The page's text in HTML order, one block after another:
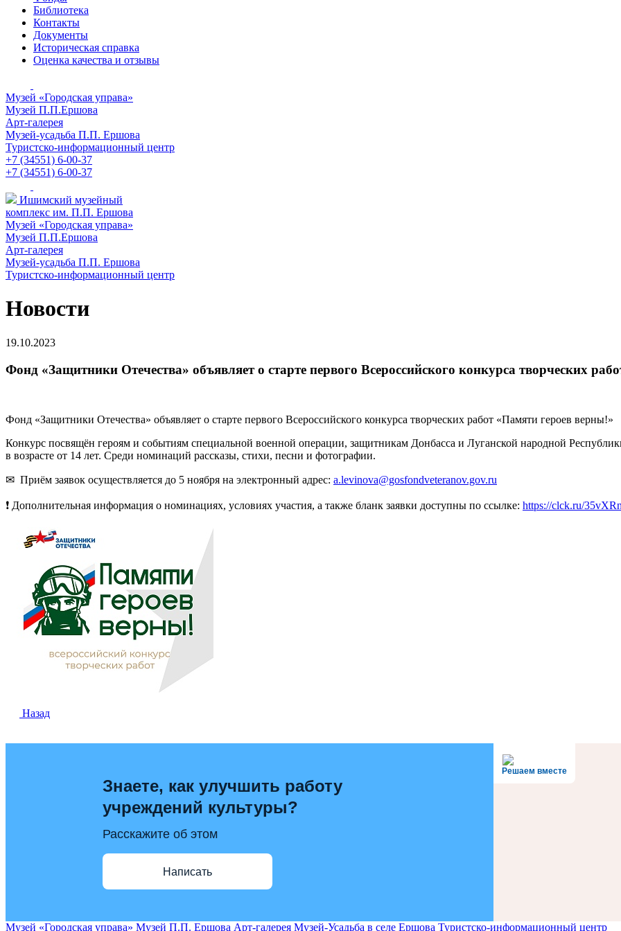
Библиотека
Контакты
Документы
Историческая справка
Оценка качества и отзывы
Музей «Городская управа»
Музей П.П.Ершова
Арт-галерея
Музей-усадьба П.П. Ершова
Туристско-информационный центр
+7 (34551) 6-00-37
+7 (34551) 6-00-37
Ишимский музейный
комплекс им. П.П. Ершова
Музей «Городская управа»
Музей П.П.Ершова
Арт-галерея
Музей-усадьба П.П. Ершова
Туристско-информационный центр
Новости
19.10.2023
Фонд «Защитники Отечества» объявляет о старте первого Всероссийского конкурса творческих
Фонд «Защитники Отечества» объявляет о старте первого Всероссийского конкурса творческих работ «Памяти героев верны!»
Конкурс посвящён героям и событиям специальной военной операции, защитникам Донбасса и Луганской народной
в возрасте от 14 лет. Среди номинаций рассказы, стихи, песни и фотографии.
✉ Приём заявок осуществляется до 5 ноября на электронный адрес: a.levinova@gosfondveteranov.gov.ru
❗ Дополнительная информация о номинациях, условиях участия, а также бланк заявки доступны по ссылке: https://clck.ru/
Назад
Решаем вместе
Знаете, как улучшить работу
учреждений культуры?
Расскажите об этом
Написать
Музей «Городская управа» Музей П.П. Ершова Арт-галерея Музей-Усадьба в селе Ершова Туристско-информационный центр